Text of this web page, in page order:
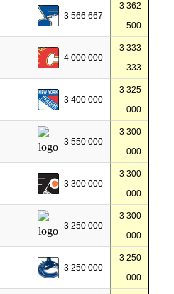
3 566 667
3 362
500
4 000 000
3 333
333
3 400 000
3 325
000
3 550 000
3 300
000
3 300 000
3 300
000
3 250 000
3 300
000
3 250 000
3 250
000